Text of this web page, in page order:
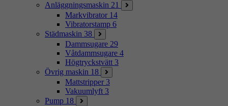
Anläggningsmaskin 21
Markvibrator 14
Vibratorstamp 6
Städmaskin 38
Dammsugare 29
Våtdammsugare 4
Högtryckstvätt 3
Övrig maskin 18
Mattstripper 3
Vakuumlyft 3
Pump 18